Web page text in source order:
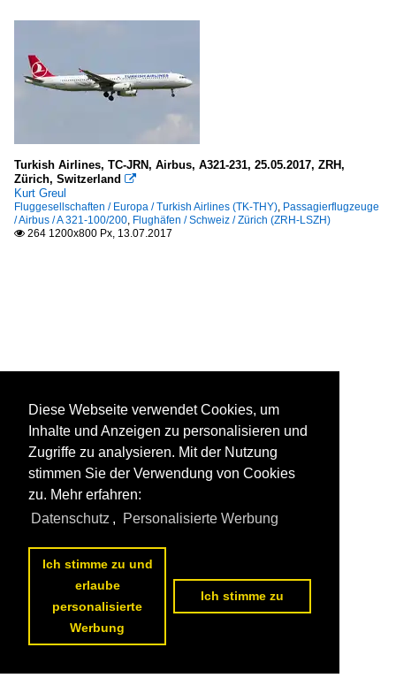
Turkish Airlines, TC-JRN, Airbus, A321-231, 25.05.2017, ZRH,
Zürich, Switzerland 
Kurt Greul
Fluggesellschaften / Europa / Turkish Airlines (TK-THY), Passagierflugzeuge
/ Airbus / A 321-100/200, Flughäfen / Schweiz / Zürich (ZRH-LSZH)
 264 1200x800 Px, 13.07.2017
Diese Webseite verwendet Cookies, um
Inhalte und Anzeigen zu personalisieren und
Zugriffe zu analysieren. Mit der Nutzung
stimmen Sie der Verwendung von Cookies
zu. Mehr erfahren:
Datenschutz , Personalisierte Werbung
Ich stimme zu und
erlaube
personalisierte
Werbung
Ich stimme zu